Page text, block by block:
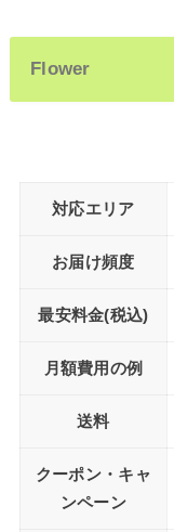
Flower
対応エリア
お届け頻度
最安料金(税込)
月額費用の例
送料
クーポン・キャ
ンペーン